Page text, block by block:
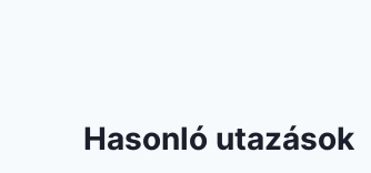
Hasonló utazások